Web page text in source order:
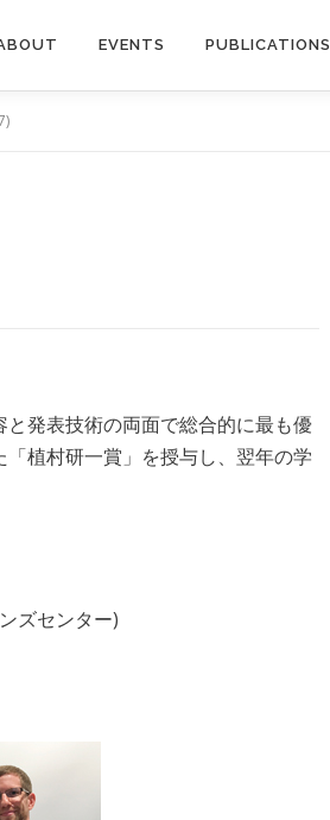
EVENTS PUBLICATIONS
発表技術の両面で総合的に最も優
植村研一賞」を授与し、翌年の学
ズセンター)